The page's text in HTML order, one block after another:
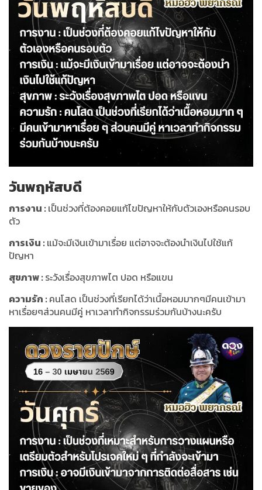
วันพฤหัสบดี
การงาน :เป็นช่วงที่ต้องคอยแก้ไขปัญหาให้กับตัวเองหรือคนรอบ
ตัว
การเงิน :แม้จะมีเงินเข้ามาเรื่อย แต่อาจจะต้องนำเงินไปใช้แก้
ปัญหา
สุขภาพ:ระวังเรื่องสุขภาพไต ปอด หรือแขน
ความรัก :คนโสด เป็นช่วงที่เรียกได้ว่าเนื้อหอมมากๆมีคนเข้ามา
หาเรื่อยๆส่วนคนมีคู่ หาเวลาทำกิจกรรมร่วมกันบ้างนะครับ